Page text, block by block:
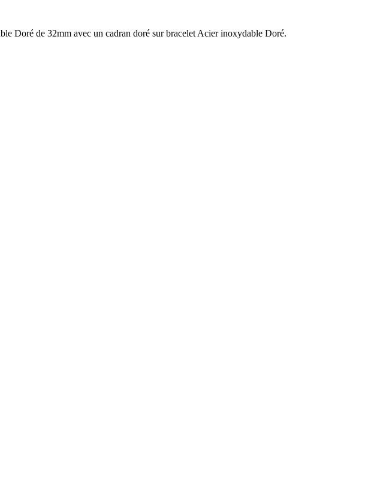
Doré de 32mm avec un cadran doré sur bracelet Acier inoxydable Doré.